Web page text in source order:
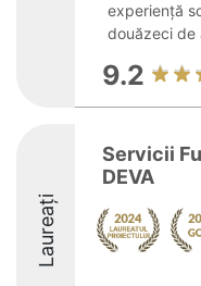
experiență
douăzeci de
9.2
Laureați
Servicii
DEVA